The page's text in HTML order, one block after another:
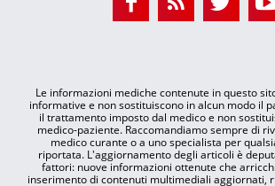
Le informazioni mediche contenute in questo
informative e non sostituiscono in alcun modo il
il trattamento imposto dal medico e non
medico-paziente. Raccomandiamo sempre di
medico curante o a uno specialista per
riportata. L'aggiornamento degli articoli è
fattori: nuove informazioni ottenute che
inserimento di contenuti multimediali aggiornati,